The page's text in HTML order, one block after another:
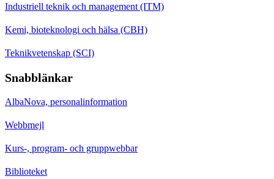
Industriell teknik och management (ITM)
Kemi, bioteknologi och hälsa (CBH)
Teknikvetenskap (SCI)
Snabblänkar
AlbaNova, personalinformation
Webbmejl
Kurs-, program- och gruppwebbar
Biblioteket